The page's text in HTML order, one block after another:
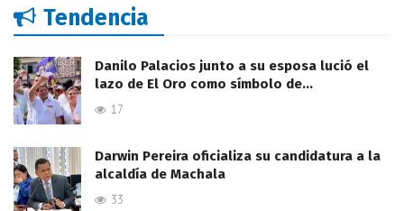
Tendencia
Danilo Palacios junto a su esposa lució el
lazo de El Oro como símbolo de…
17
Darwin Pereira oficializa su candidatura a la
alcaldía de Machala
33